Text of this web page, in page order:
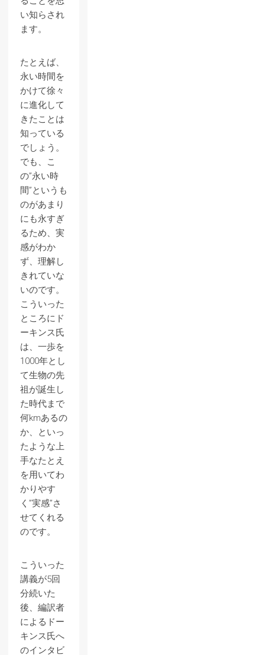
い知らされ
ます。
たとえば、
永い時間を
かけて徐々
に進化して
きたことは
知っている
でしょう。
でも、こ
の”永い時
間”というも
のがあまり
にも永すぎ
るため、実
感がわか
ず、理解し
きれていな
いのです。
こういった
ところにド
ーキンス氏
は、一歩を
1000年とし
て生物の先
祖が誕生し
た時代まで
何kmあるの
か、といっ
たような上
手なたとえ
を用いてわ
かりやす
く”実感”さ
せてくれる
のです。
こういった
講義が5回
分続いた
後、編訳者
によるドー
キンス氏へ
のインタビ